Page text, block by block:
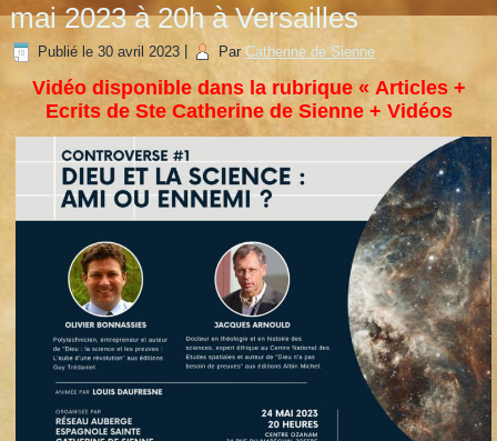
mai 2023 à 20h à Versailles
Publié le 30 avril 2023 Par Catherine de Sienne
Vidéo disponible dans la rubrique « Articles +
Ecrits de Ste Catherine de Sienne + Vidéos